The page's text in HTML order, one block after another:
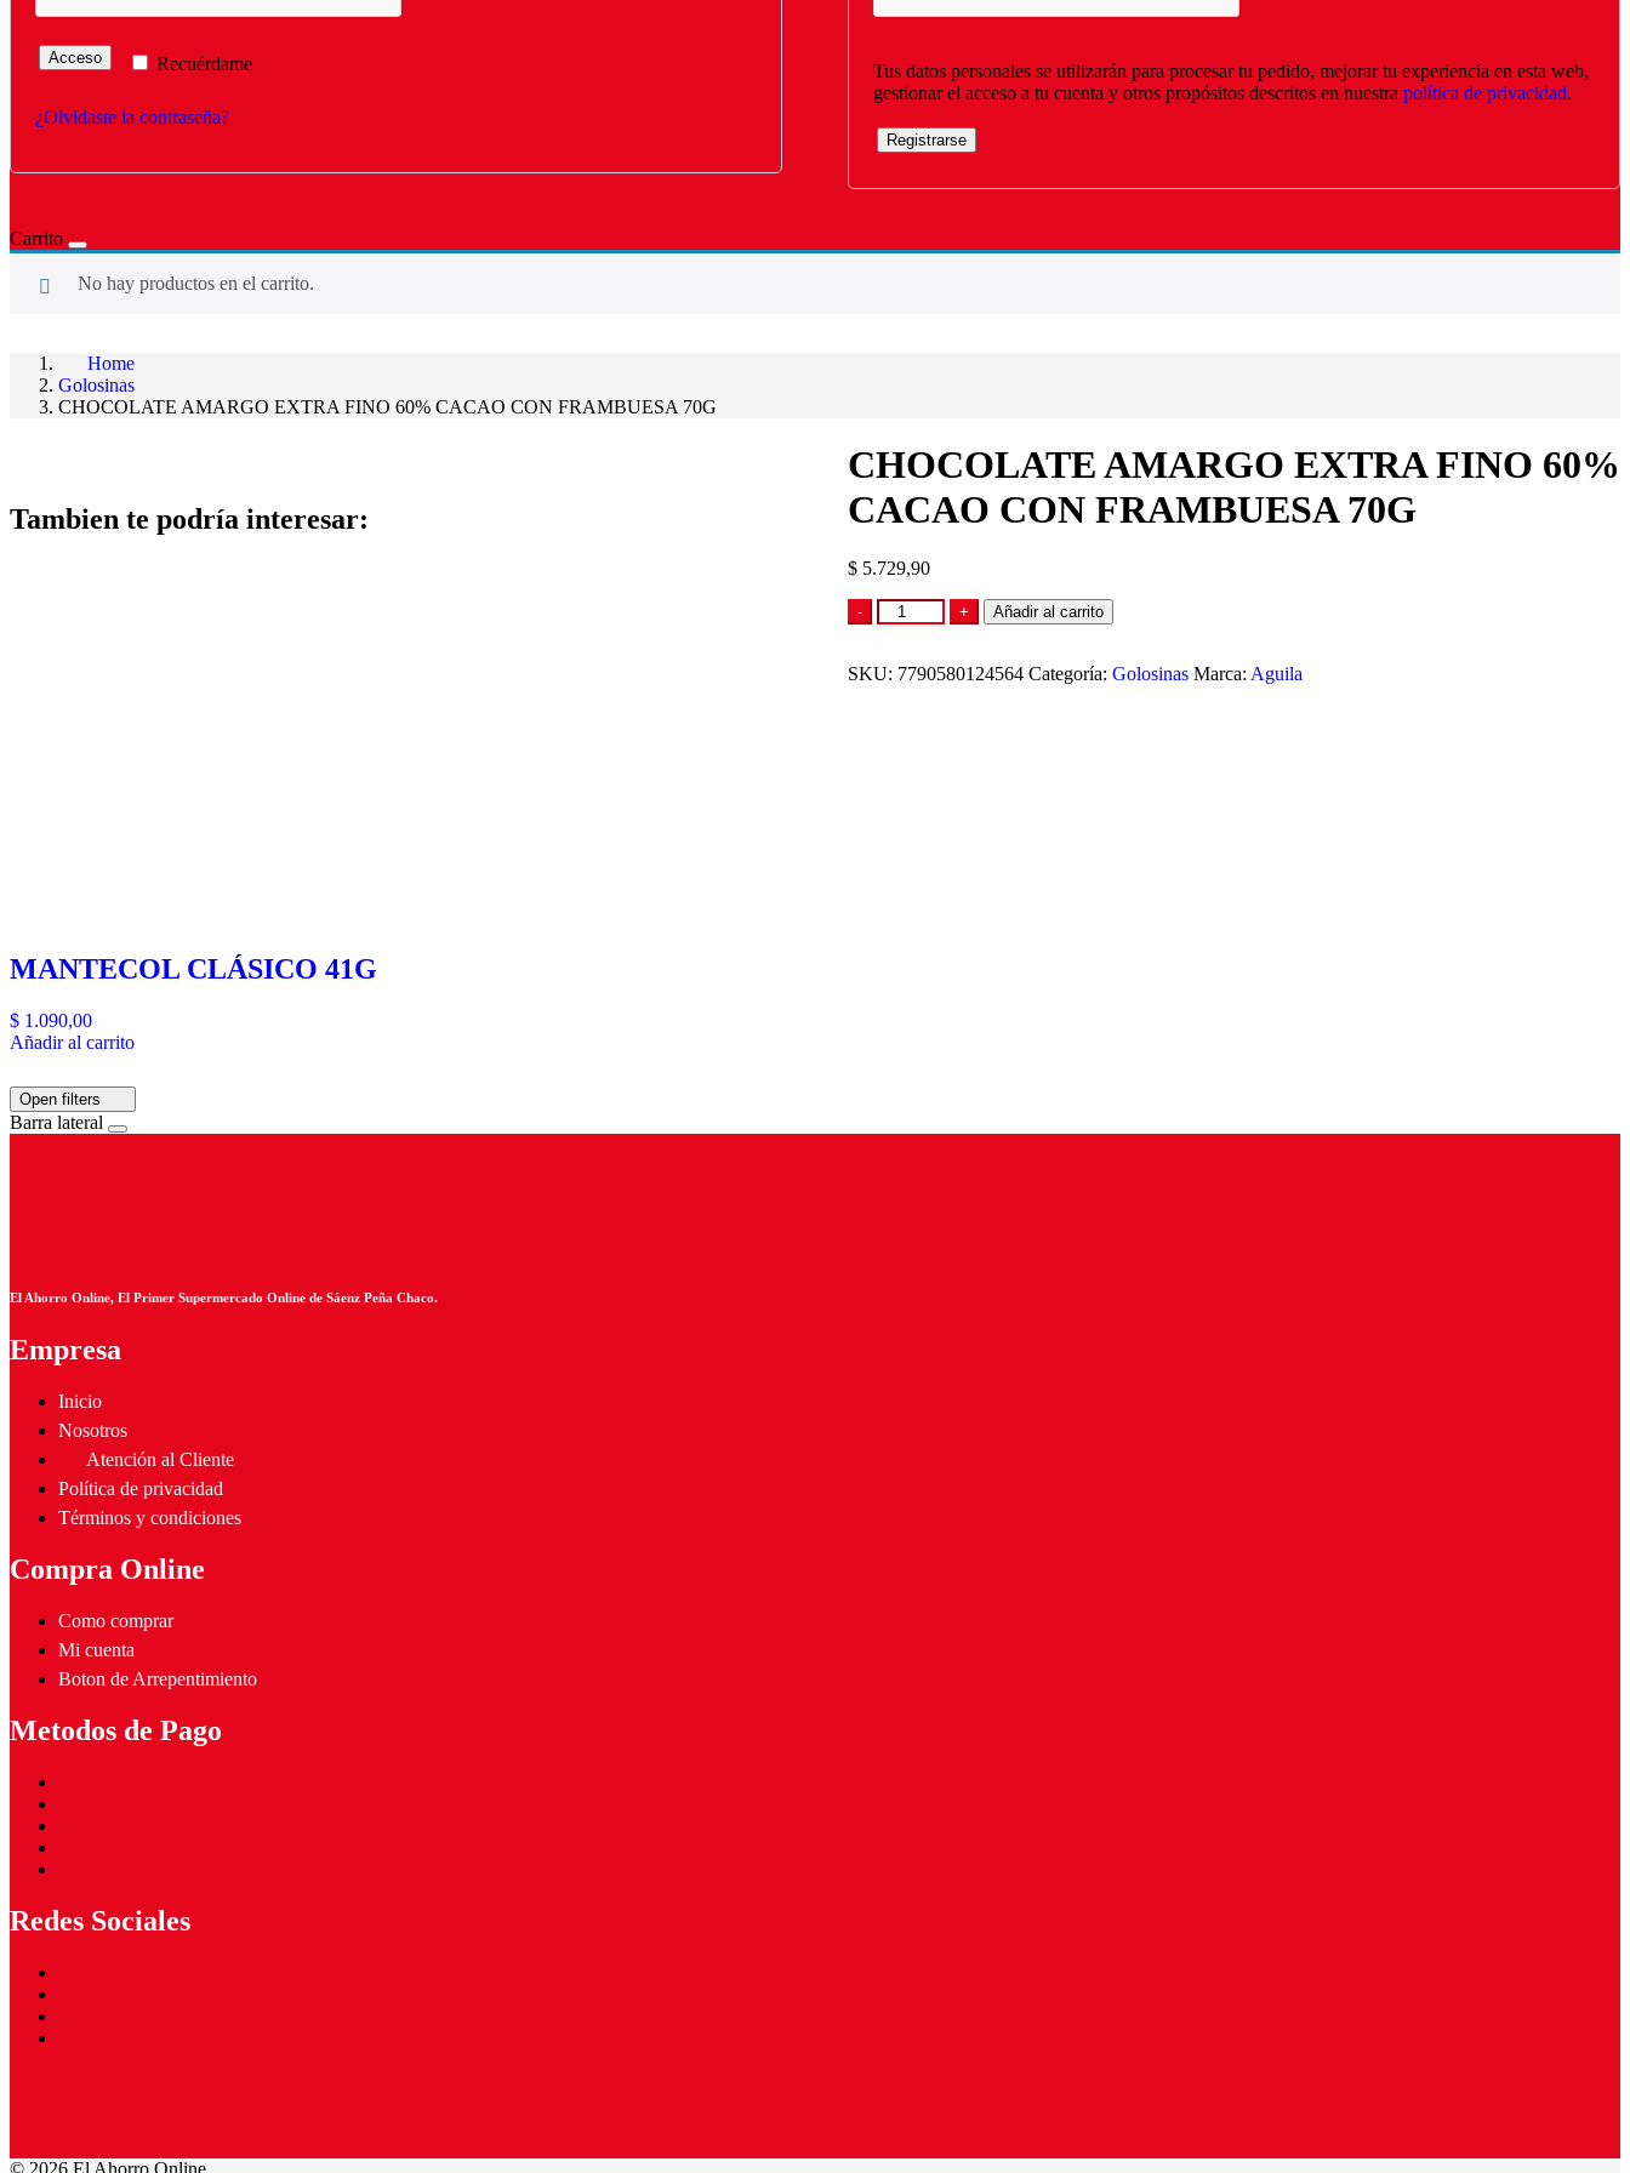
Recuérdame
Acceso
¿Olvidaste la contraseña?
Tus datos personales se utilizarán para procesar tu pedido, mejorar tu experiencia en esta web,
gestionar el acceso a tu cuenta y otros propósitos descritos en nuestra política de privacidad.
Registrarse
Carrito
No hay productos en el carrito.
Home
Golosinas
CHOCOLATE AMARGO EXTRA FINO 60% CACAO CON FRAMBUESA 70G
CHOCOLATE AMARGO EXTRA FINO 60%
CACAO CON FRAMBUESA 70G
$5.729,90
-
CHOCOLATE
AMARGO
FINO
+ Añadir al carrito
SKU: 7790580124564 Categoría: Golosinas Marca: Aguila
Tambien te podría interesar:
MANTECOL CLÁSICO 41G
$ 1.090,00
Añadir al carrito
Open filters
Barra lateral
El Ahorro Online, El Primer Supermercado Online de Sáenz Peña Chaco.
Empresa
Inicio
Nosotros
Atención al Cliente
Política de privacidad
Términos y condiciones
Compra Online
Como comprar
Mi cuenta
Boton de Arrepentimiento
Metodos de Pago
Redes Sociales
© 2026 El Ahorro Online